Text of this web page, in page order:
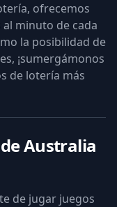
ofrecemos
minuto de cada
la posibilidad de
¡sumergámonos
de lotería más
Australia
de jugar juegos